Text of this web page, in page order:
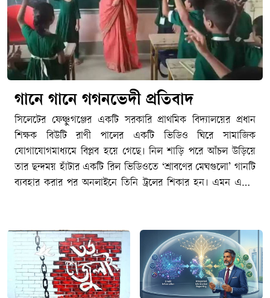
গানে গানে গগনভেদী প্রতিবাদ
সিলেটের ফেঞ্চুগঞ্জের একটি সরকারি প্রাথমিক বিদ্যালয়ের প্রধান
শিক্ষক বিউটি রাণী পালের একটি ভিডিও ঘিরে সামাজিক
যোগাযোগমাধ্যমে বিপ্লব হয়ে গেছে। নিল শাড়ি পরে আঁচল উড়িয়ে
তার ছন্দময় হাঁটার একটি রিল ভিডিওতে ‘শ্রাবণের মেঘগুলো’ গানটি
ব্যবহার করার পর অনলাইনে তিনি ট্রলের শিকার হন। এমন একটি
প্রকাশের মাধ্যমে তার পাশে দাঁড়ান। শুধু ট্রল নয়, বিউটি পালের
ভিডিও সরকারি কর্মচারীদের আচরণবিধি বা সামাজিক
যোগাযোগমাধ্যম ব্যবহারের নীতিমালা লঙ্ঘন করেছে কিনা, তা যাচাই
করে প্রশাসনিক ব্যবস্থা নেয়ার প্রস্তুতি নিতে যাচ্ছিল স্থানীয় প্রাথমিক
শিক্ষা বিভাগ, প্রতিমন্ত্রীর বক্তব্যের পর থেমে যায় তদন্ত কমিটি গঠনের